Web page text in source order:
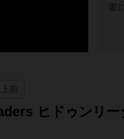
前
ヒドゥンリ